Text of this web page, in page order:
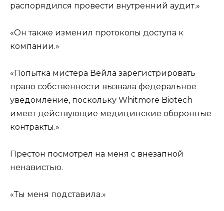
распорядился провести внутренний аудит.»
«Он также изменил протоколы доступа к
компании.»
«Попытка мистера Вейла зарегистрировать
право собственности вызвала федеральное
уведомление, поскольку Whitmore Biotech
имеет действующие медицинские оборонные
контракты.»
Престон посмотрел на меня с внезапной
ненавистью.
«Ты меня подставила.»